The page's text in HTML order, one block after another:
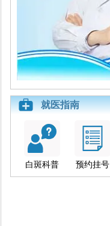
就医指南
白斑科普 预约挂号